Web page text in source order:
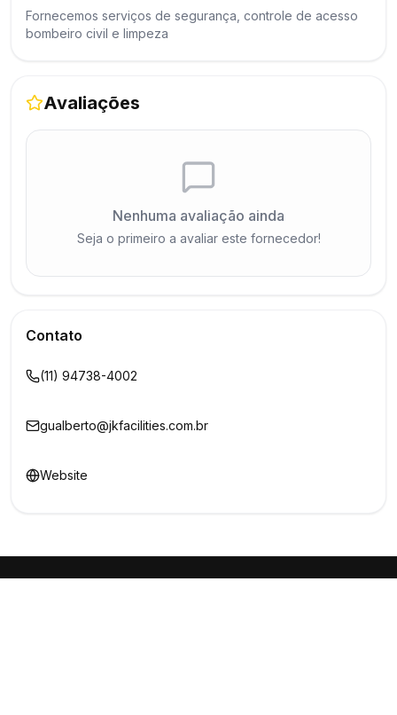
Fornecemos serviços de segurança, controle de acesso
bombeiro civil e limpeza
Avaliações
Nenhuma avaliação ainda
Seja o primeiro a avaliar este fornecedor!
Contato
(11) 94738-4002
gualberto@jkfacilities.com.br
Website